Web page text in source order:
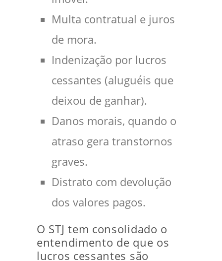
Multa contratual e juros
de mora.
Indenização por lucros
cessantes (aluguéis que
deixou de ganhar).
Danos morais, quando o
atraso gera transtornos
graves.
Distrato com devolução
dos valores pagos.
O STJ tem consolidado o
entendimento de que os
lucros cessantes são